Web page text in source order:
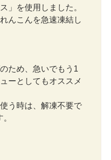
」を使用しました。
んこんを急速凍結し
ため、急いでもう1
ーとしてもオススメ
う時は、解凍不要で